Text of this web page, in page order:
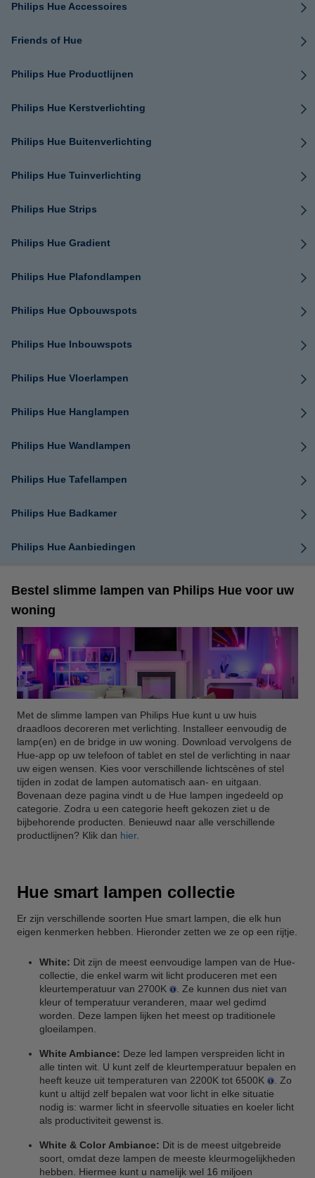
Philips Hue Accessoires
Friends of Hue
Philips Hue Productlijnen
Philips Hue Kerstverlichting
Philips Hue Buitenverlichting
Philips Hue Tuinverlichting
Philips Hue Strips
Philips Hue Gradient
Philips Hue Plafondlampen
Philips Hue Opbouwspots
Philips Hue Inbouwspots
Philips Hue Vloerlampen
Philips Hue Hanglampen
Philips Hue Wandlampen
Philips Hue Tafellampen
Philips Hue Badkamer
Philips Hue Aanbiedingen
Bestel slimme lampen van Philips Hue voor uw
woning
Met de slimme lampen van Philips Hue kunt u uw huis
draadloos decoreren met verlichting. Installeer eenvoudig de
lamp(en) en de bridge in uw woning. Download vervolgens de
Hue-app op uw telefoon of tablet en stel de verlichting in naar
uw eigen wensen. Kies voor verschillende lichtscènes of stel
tijden in zodat de lampen automatisch aan- en uitgaan.
Bovenaan deze pagina vindt u de Hue lampen ingedeeld op
categorie. Zodra u een categorie heeft gekozen ziet u de
bijbehorende producten. Benieuwd naar alle verschillende
productlijnen? Klik dan hier.
Hue smart lampen collectie
Er zijn verschillende soorten Hue smart lampen, die elk hun
eigen kenmerken hebben. Hieronder zetten we ze op een rijtje.
White: Dit zijn de meest eenvoudige lampen van de Hue-
collectie, die enkel warm wit licht produceren met een
kleurtemperatuur van 2700K
. Ze kunnen dus niet van
kleur of temperatuur veranderen, maar wel gedimd
worden. Deze lampen lijken het meest op traditionele
gloeilampen.
White Ambiance: Deze led lampen verspreiden licht in
alle tinten wit. U kunt zelf de kleurtemperatuur bepalen en
heeft keuze uit temperaturen van 2200K tot 6500K
. Zo
kunt u altijd zelf bepalen wat voor licht in elke situatie
nodig is: warmer licht in sfeervolle situaties en koeler licht
als productiviteit gewenst is.
White & Color Ambiance: Dit is de meest uitgebreide
soort, omdat deze lampen de meeste kleurmogelijkheden
hebben. Hiermee kunt u namelijk wel 16 miljoen